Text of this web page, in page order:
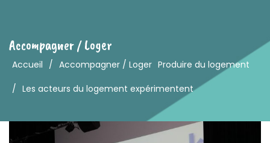
Accompagner / Loger
Accueil / Accompagner / Loger Produire du logement
/ Les acteurs du logement expérimentent